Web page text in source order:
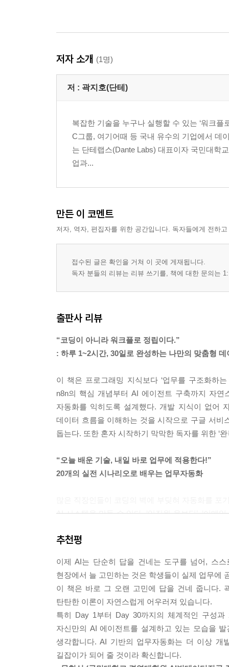
저자 소개 (1명)
저 : 곽지호(단테)
복잡한 기술을 누구나 실행할 수 있는 ‘워크
C그룹, 여기어때 등 국내 유수의 기업에서 데
는 단테랩스(Dante Labs) 대표이자 국민대학
업과...
만든 이 코멘트
저자, 역자, 편집자를 위한 공간입니다. 독자들에게 전하
접수된 글은 확인을 거쳐 이 곳에 게재됩니다.
독자 분들의 리뷰는 리뷰 쓰기를, 책에 대한 문의는
출판사 리뷰
“코딩이 아니라 워크플로 정립이다.”
: 하루 1~2시간, 30일로 완성하는 나만의 맞춤형 데
이 책은 프로그래밍 지식보다 ‘업무를 구조화하
n8n의 핵심 개념부터 AI 에이전트 구축까지 자
자동화를 익히도록 설계했다. 개발 지식이 없어
데이터 흐름을 이해하는 것을 시작으로 구글 서
돕는다. 또한 혼자 시작하기 막막한 독자를 위한 ‘
“오늘 배운 기술, 내일 바로 업무에 적용한다!”
20개의 실전 시나리오로 배우는 업무자동화
AI 시스템을 만들 수 있다. ‘임직원 온보딩’, ‘이메
구성했다. 배우는 즉시 자신의 업무에 응용할 수
"AI를 사용하는 것에서 벗어나 AI를 움직이는 단계
AI 에이전트·RAG·MCP까지 한 권에
생성형 AI가 답변을 제공하는 단편적인 비서에
시장에서 가장 가파르게 성장 중인 오픈소스 자
활용을 넘어 AI가 스스로 도구를 선택하고 업무를
쇼츠 영상 자동 제작 프로젝트를 통해 최신 AI 워
추천평
이제 AI는 단순히 답을 건네는 도구를 넘어, 스스
현장에서 늘 고민하는 것은 학생들이 실제 업무에
이 책은 바로 그 오랜 고민에 답을 건네 줍니다.
탄탄한 이론이 자연스럽게 어우러져 있습니다.
특히 Day 1부터 Day 30까지의 체계적인 구성
자신만의 AI 에이전트를 설계하고 있는 모습을
생각합니다. AI 기반의 업무자동화는 더 이상
길잡이가 되어 줄 것이라 확신합니다.